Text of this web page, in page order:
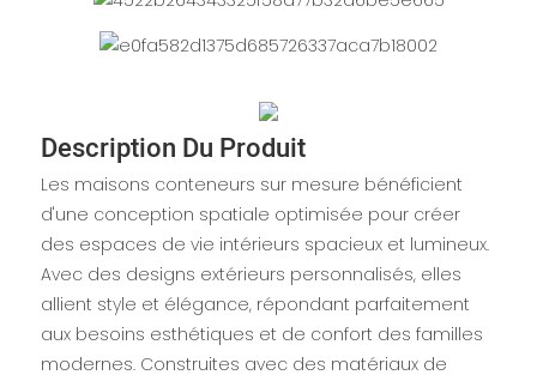
Description Du Produit
Les maisons conteneurs sur mesure bénéficient
d'une conception spatiale optimisée pour créer
des espaces de vie intérieurs spacieux et lumineux.
Avec des designs extérieurs personnalisés, elles
allient style et élégance, répondant parfaitement
aux besoins esthétiques et de confort des familles
modernes. Construites avec des matériaux de